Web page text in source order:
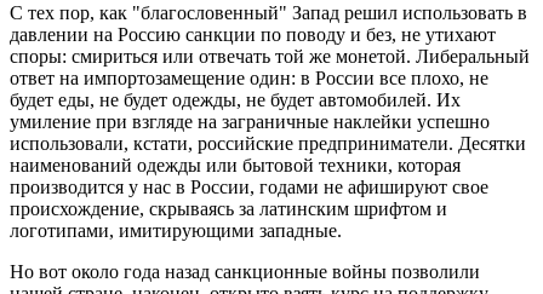
С тех пор, как "благословенный" Запад решил использовать в
давлении на Россию санкции по поводу и без, не утихают
споры: смириться или отвечать той же монетой. Либеральный
ответ на импортозамещение один: в России все плохо, не
будет еды, не будет одежды, не будет автомобилей. Их
умиление при взгляде на заграничные наклейки успешно
использовали, кстати, российские предприниматели. Десятки
наименований одежды или бытовой техники, которая
производится у нас в России, годами не афишируют свое
происхождение, скрываясь за латинским шрифтом и
логотипами, имитирующими западные.
Но вот около года назад санкционные войны позволили